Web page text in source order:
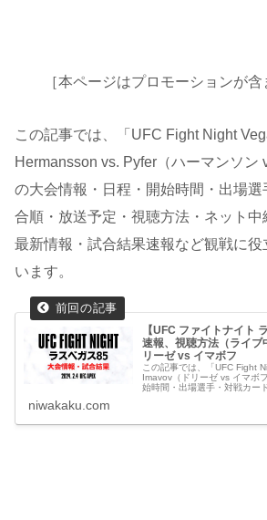
［本ページはプロモーションが含
この記事では、「UFC Fight Night
Hermansson vs. Pyfer（ハーマンソン
の大会情報・日程・開始時間・出場
合順・放送予定・視聴方法・ネット中
最新情報・試合結果速報など観戦に役
います。
【UFC ファイトナイト
速報、視聴方法（ライブ
リーゼ vs イマボフ
この記事では、「UFC Fight
Imavov（ドリーゼ vs イマボ
始時間・出場選手・対戦カー
niwakaku.com